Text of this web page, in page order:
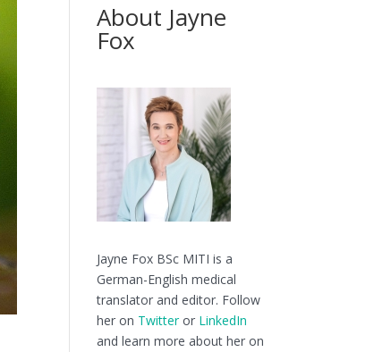
About Jayne
Fox
Jayne Fox BSc MITI is a
German-English medical
translator and editor. Follow
her on Twitteror LinkedIn
and learn more about her on